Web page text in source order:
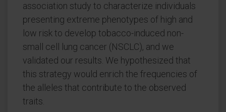
association study to characterize individuals
presenting extreme phenotypes of high and
low risk to develop tobacco-induced non-
small cell lung cancer (NSCLC), and we
validated our results. We hypothesized that
this strategy would enrich the frequencies of
the alleles that contribute to the observed
traits.